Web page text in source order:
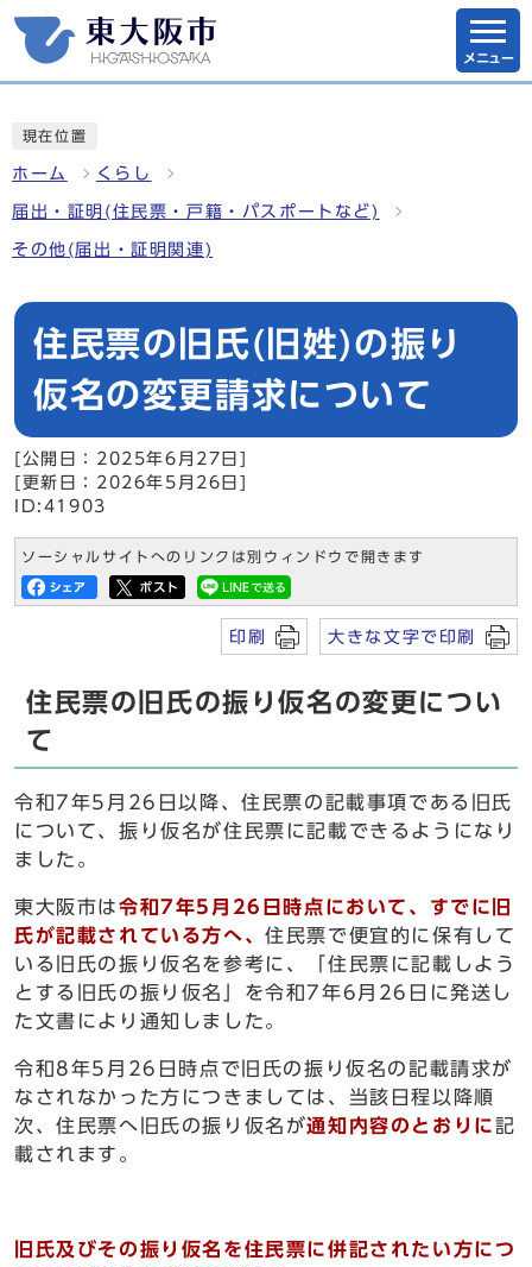
メニュー
現在位置
ホーム くらし
届出・証明(住民票・戸籍・パスポートなど)
その他(届出・証明関連)
住民票の旧氏(旧姓)の振り
仮名の変更請求について
[公開日：2025年6月27日]
[更新日：2026年5月26日]
ID:41903
ソーシャルサイトへのリンクは別ウィンドウで開きます
印刷 大きな文字で印刷
住民票の旧氏の振り仮名の変更につい
て
令和7年5月26日以降、住民票の記載事項である旧氏
について、振り仮名が住民票に記載できるようになり
ました。
東大阪市は令和7年5月26日時点において、すでに旧
氏が記載されている方へ、住民票で便宜的に保有して
いる旧氏の振り仮名を参考に、「住民票に記載しよう
とする旧氏の振り仮名」を令和7年6月26日に発送し
た文書により通知しました。
令和8年5月26日時点で旧氏の振り仮名の記載請求が
なされなかった方につきましては、当該日程以降順
次、住民票へ旧氏の振り仮名が通知内容のとおりに記
載されます。
旧氏及びその振り仮名を住民票に併記されたい方につ